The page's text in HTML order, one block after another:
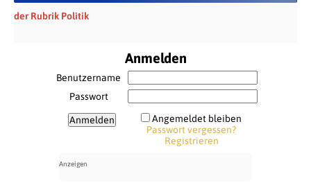
der Rubrik Politik
Anmelden
Benutzername
Passwort
Angemeldet bleiben
Passwort vergessen?
Registrieren